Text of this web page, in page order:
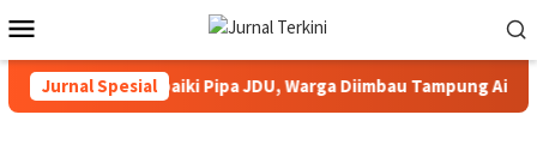
Mobile
Jurnal Spesial
Perbaiki Pipa JDU, Warga Diimbau Tampung Air